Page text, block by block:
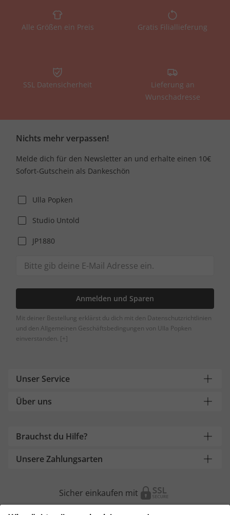
Alle Größen ein Preis Gratis Filiallieferung
SSL Datensicherheit
Lieferung an
Wunschadresse
Nichts mehr verpassen!
Melde dich für den Newsletter an und erhalte einen 10€
Sofort-Gutschein als Dankeschön
Ulla Popken
Studio Untold
JP1880
Anmelden und Sparen
Mit deiner Bestellung erklärst du dich mit den Datenschutzrichtlinien
und den Allgemeinen Geschäftsbedingungen von Ulla Popken
einverstanden. [+]
Unser Service
Über uns
Brauchst du Hilfe?
Unsere Zahlungsarten
Sicher einkaufen mit